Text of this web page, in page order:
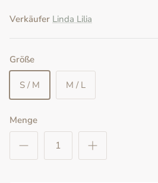
Verkäufer Linda Lilia
Größe
S / M M / L
Menge